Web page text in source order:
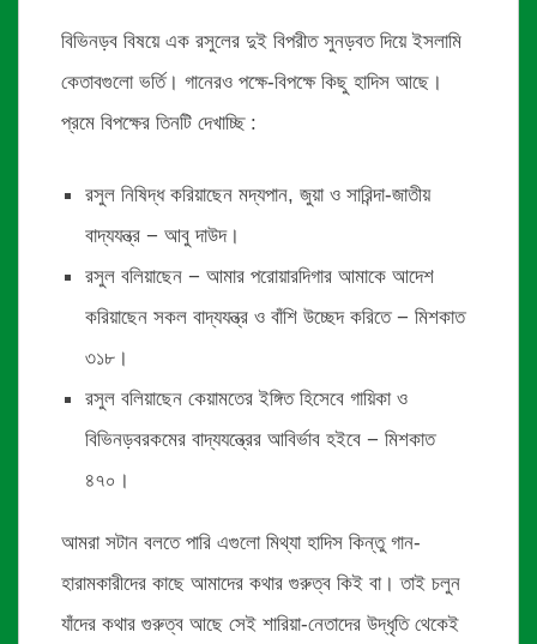
বিভিনড়ব বিষয়ে এক রসুলের দুই বিপরীত সুনড়বত দিয়ে ইসলামি
কেতাবগুলো ভর্তি। গানেরও পক্ষে-বিপক্ষে কিছু হাদিস আছে।
প্রমে বিপক্ষের তিনটি দেখাচ্ছি :
রসুল নিষিদ্ধ করিয়াছেন মদ্যপান, জুয়া ও সারিন্দা-জাতীয়
বাদ্যযন্ত্র − আবু দাউদ।
রসুল বলিয়াছেন − আমার পরোয়ারদিগার আমাকে আদেশ
করিয়াছেন সকল বাদ্যযন্ত্র ও বাঁশি উচ্ছেদ করিতে − মিশকাত
৩১৮।
রসুল বলিয়াছেন কেয়ামতের ইঙ্গিত হিসেবে গায়িকা ও
বিভিনড়বরকমের বাদ্যযন্ত্রের আবির্ভাব হইবে − মিশকাত
৪৭০।
আমরা সটান বলতে পারি এগুলো মিথ্যা হাদিস কিন্তু গান-
হারামকারীদের কাছে আমাদের কথার গুরুত্ব কিই বা। তাই চলুন
যাঁদের কথার গুরুত্ব আছে সেই শারিয়া-নেতাদের উদ্ধৃতি থেকেই